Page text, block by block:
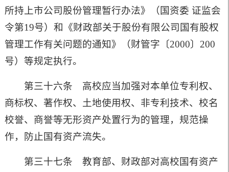
所持上市公司股份管理暂行办法》（国资委 证监会
令第19号）和《财政部关于股份有限公司国有股权
管理工作有关问题的通知》（财管字〔2000〕 200
号）等规定执行。
第三十六条 高校应当加强对本单位专利权、
商标权、著作权、土地使用权、非专利技术、校名
校誉、商誉等无形资产处置行为的管理，规范操
作，防止国有资产流失。
第三十七条 教育部、财政部对高校国有资产